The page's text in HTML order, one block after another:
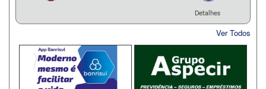
Detalhes
Ver Todos